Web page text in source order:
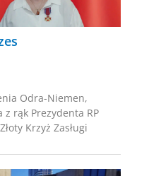
Odra-Niemen,
z rąk Prezydenta RP
Krzyż Zasługi